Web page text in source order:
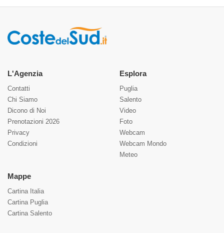
L'Agenzia
Contatti
Chi Siamo
Dicono di Noi
Prenotazioni 2026
Privacy
Condizioni
Esplora
Puglia
Salento
Video
Foto
Webcam
Webcam Mondo
Meteo
Mappe
Cartina Italia
Cartina Puglia
Cartina Salento